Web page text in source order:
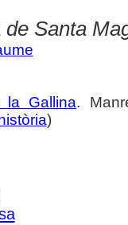
Santa
Gallina.
)